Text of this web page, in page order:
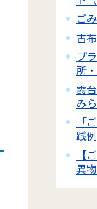
ご
古
プ
所
霞
み
「
践
【
異